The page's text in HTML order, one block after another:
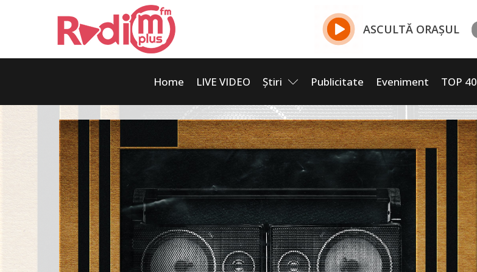
ASCULTĂ ORAȘUL
Home LIVE VIDEO Știri Publicitate Eveniment TOP 40